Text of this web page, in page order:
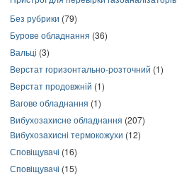
Без рубрики (79)
Бурове обладнання (36)
Вальці (3)
Верстат горизонтально-розточний (1)
Верстат продовжній (1)
Вагове обладнання (1)
Вибухозахисне обладнання (207)
Вибухозахисні термокожухи (12)
Сповіщувачі (16)
Сповіщувачі (15)